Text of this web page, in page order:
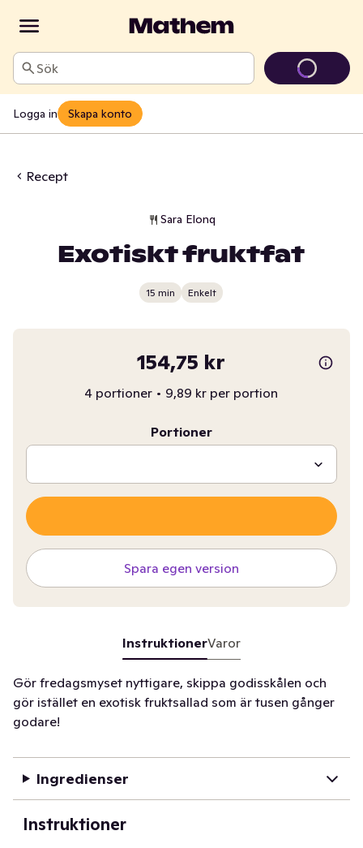
Sök
Logga in Skapa konto
Recept
Sara Elonq
Exotiskt fruktfat
15 min Enkelt
154,75 kr
4 portioner • 9,89 kr per portion
Portioner
Spara egen version
InstruktionerVaror
Gör fredagsmyset nyttigare, skippa godisskålen och
gör istället en exotisk fruktsallad som är tusen gånger
godare!
Ingredienser
Instruktioner